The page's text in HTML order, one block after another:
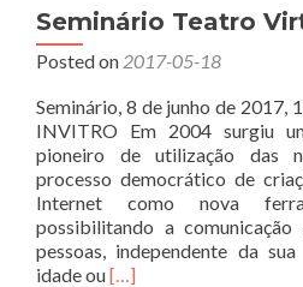
Seminário Teatro
Posted on 2017-05-18
Seminário, 8 de junho de 2017,
INVITRO Em 2004 surgiu
pioneiro de utilização das
processo democrático de
Internet como nova
possibilitando a
pessoas, independente da
idade ouRead
[…]